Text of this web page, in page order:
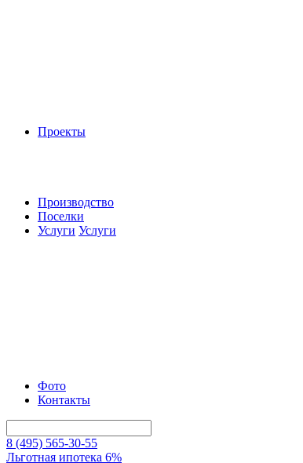
Проекты
Производство
Поселки
Услуги Услуги
Фото
Контакты
8 (495) 565-30-55
Льготная ипотека 6%